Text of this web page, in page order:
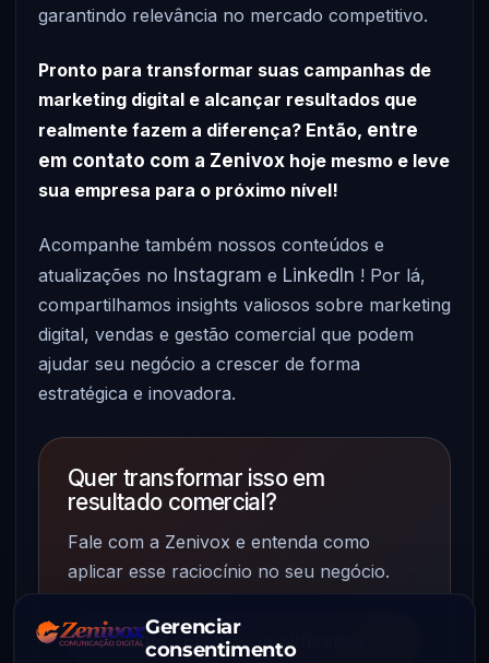
Gerenciar
consentimento
garantindo relevância no mercado competitivo.
Pronto para transformar suas campanhas de
marketing digital e alcançar resultados que
realmente fazem a diferença? Então, entre
em contato com a Zenivox hoje mesmo e leve
sua empresa para o próximo nível!
Acompanhe também nossos conteúdos e
atualizações no Instagram e LinkedIn ! Por lá,
compartilhamos insights valiosos sobre marketing
digital, vendas e gestão comercial que podem
ajudar seu negócio a crescer de forma
estratégica e inovadora.
Quer transformar isso em
resultado comercial?
Fale com a Zenivox e entenda como
aplicar esse raciocínio no seu negócio.
Quero clientes qualificados